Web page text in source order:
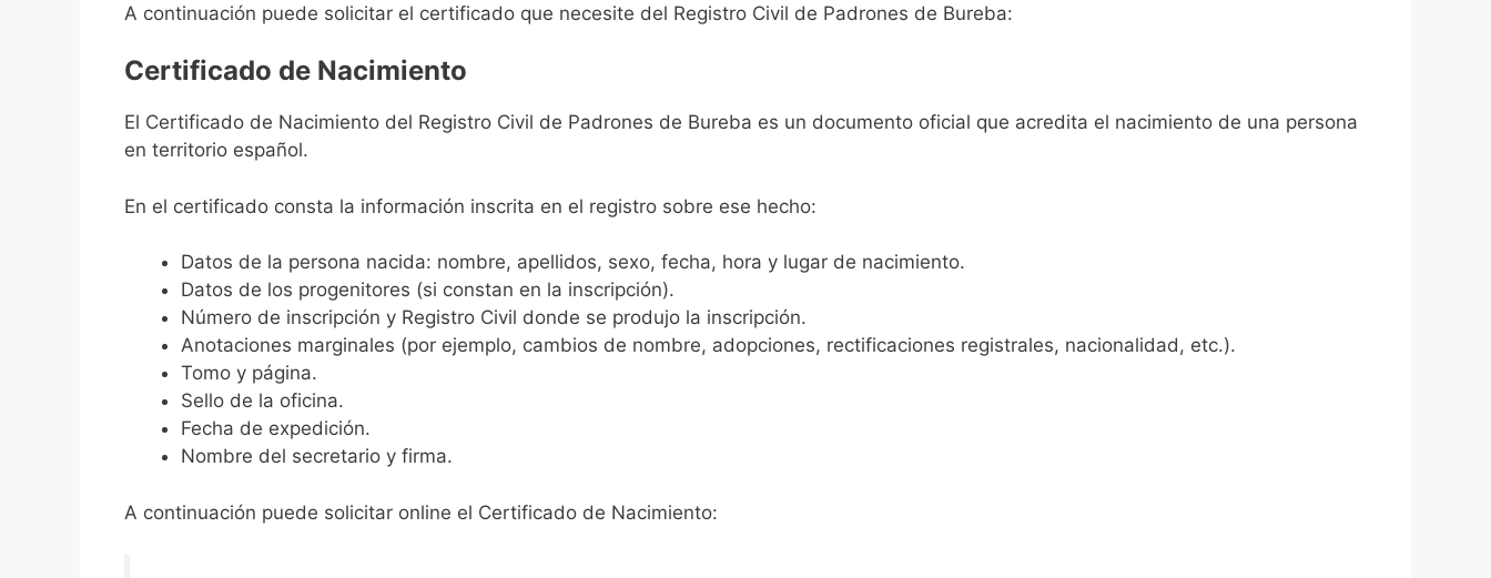
A continuación puede solicitar el certificado que necesite del Registro Civil de Padrones de Bureba:
Certificado de Nacimiento
El Certificado de Nacimiento del Registro Civil de Padrones de Bureba es un documento oficial que acredita el nacimiento de una persona
en territorio español.
En el certificado consta la información inscrita en el registro sobre ese hecho:
Datos de la persona nacida: nombre, apellidos, sexo, fecha, hora y lugar de nacimiento.
Datos de los progenitores (si constan en la inscripción).
Número de inscripción y Registro Civil donde se produjo la inscripción.
Anotaciones marginales (por ejemplo, cambios de nombre, adopciones, rectificaciones registrales, nacionalidad, etc.).
Tomo y página.
Sello de la oficina.
Fecha de expedición.
Nombre del secretario y firma.
A continuación puede solicitar online el Certificado de Nacimiento: